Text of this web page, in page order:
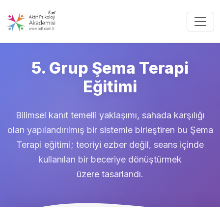
5. Grup Şema Terapi
Eğitimi
Bilimsel kanıt temelli yaklaşımı, sahada karşılığı
olan yapılandırılmış bir sistemle birleştiren bu Şema
Terapi eğitimi; teoriyi ezber değil, seans içinde
kullanılan bir beceriye dönüştürmek
üzere tasarlandı.